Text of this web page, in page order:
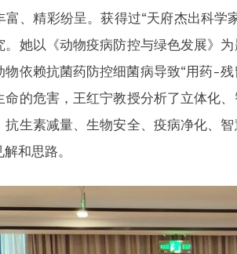
、精彩纷呈。获得过“天府杰出科学
。她以《动物疫病防控与绿色发展》
物依赖抗菌药防控细菌病导致“用药-
命的危害，王红宁教授分析了立体化
抗生素减量、生物安全、疫病净化、
和思路。